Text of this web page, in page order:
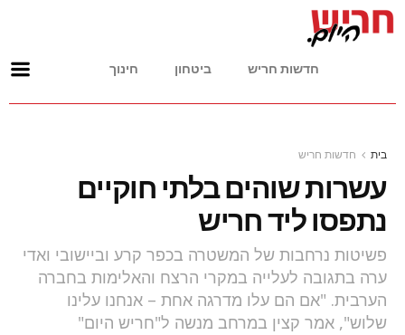
חדשות חריש ביטחון חינוך
בית חדשות חריש
עשרות שוהים בלתי חוקיים
נתפסו ליד חריש
פשיטות נרחבות של המשטרה בכפר קרע וביישובי ואדי
ערה בתגובה לעלייה במקרי הרצח והאלימות בחברה
הערבית. "אם הם עלו מדרגה אחת – אנחנו עלינו
שלוש", אמר קצין במרחב מנשה ל"חריש היום"